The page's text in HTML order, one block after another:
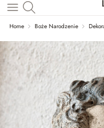
Wróć do wątku głównego
Home Boże Narodzenie